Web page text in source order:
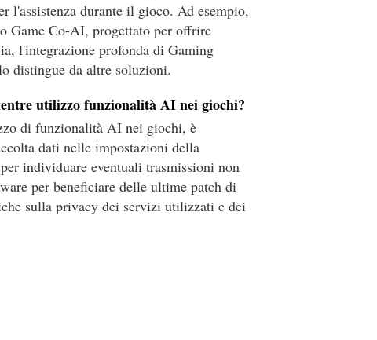
l'assistenza durante il gioco. Ad esempio,
Game Co-AI, progettato per offrire
l'integrazione profonda di Gaming
distingue da altre soluzioni.
utilizzo funzionalità AI nei giochi?
di funzionalità AI nei giochi, è
dati nelle impostazioni della
individuare eventuali trasmissioni non
per beneficiare delle ultime patch di
sulla privacy dei servizi utilizzati e dei